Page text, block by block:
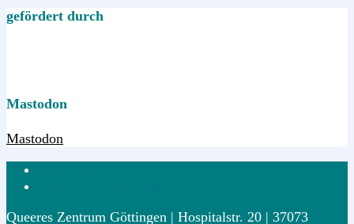
gefördert durch
Mastodon
Mastodon
Queeres Zentrum Göttingen | Hospitalstr. 20 | 37073